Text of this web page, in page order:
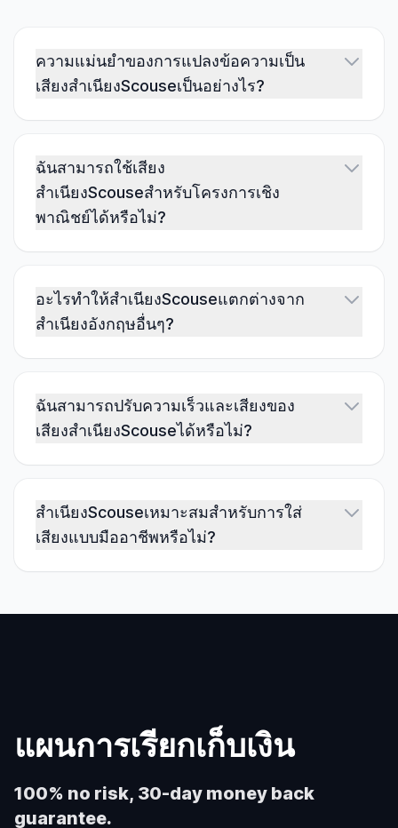
ความแม่นยำของการแปลงข้อความเป็น
เสียงสำเนียงScouseเป็นอย่างไร?
ฉันสามารถใช้เสียง
สำเนียงScouseสำหรับโครงการเชิง
พาณิชย์ได้หรือไม่?
อะไรทำให้สำเนียงScouseแตกต่างจาก
สำเนียงอังกฤษอื่นๆ?
ฉันสามารถปรับความเร็วและเสียงของ
เสียงสำเนียงScouseได้หรือไม่?
สำเนียงScouseเหมาะสมสำหรับการใส่
เสียงแบบมืออาชีพหรือไม่?
แผนการเรียกเก็บเงิน
100% no risk, 30-day money back
guarantee.